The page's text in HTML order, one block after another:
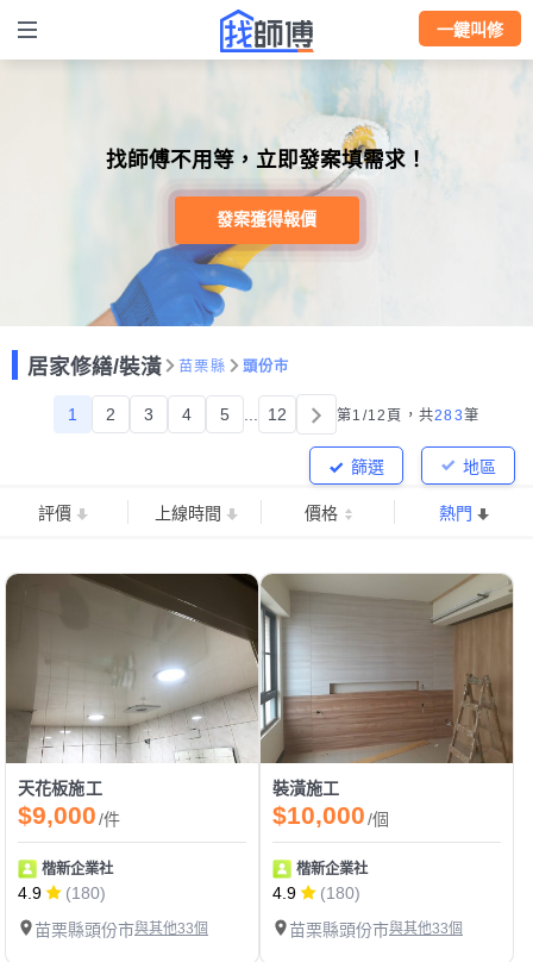
一鍵叫修
找師傅不用等，立即發案填需求！
發案獲得報價
居家修繕/裝潢 苗栗縣 頭份市
1 2 3 4 5 12 第1/12頁， 共283筆
地區
篩選
評價 上線時間 價格 熱門
天花板施工
$9,000/件
楷新企業社
4.9
(180)
苗栗縣頭份市與其他33個
裝潢施工
$10,000/個
楷新企業社
4.9
(180)
苗栗縣頭份市與其他33個